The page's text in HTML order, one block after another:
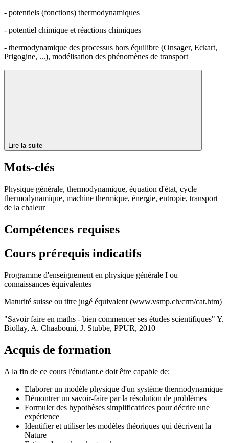
- potentiels (fonctions) thermodynamiques
- potentiel chimique et réactions chimiques
- thermodynamique des processus hors équilibre (Onsager, Eckart,
Prigogine, ...), modélisation des phénomènes de transport
Lire la suite
Mots-clés
Physique générale, thermodynamique, équation d'état, cycle
thermodynamique, machine thermique, énergie, entropie, transport
de la chaleur
Compétences requises
Cours prérequis indicatifs
Programme d'enseignement en physique générale I ou
connaissances équivalentes
Maturité suisse ou titre jugé équivalent (www.vsmp.ch/crm/cat.htm)
"Savoir faire en maths - bien commencer ses études scientifiques" Y.
Biollay, A. Chaabouni, J. Stubbe, PPUR, 2010
Acquis de formation
A la fin de ce cours l'étudiant.e doit être capable de:
Elaborer un modèle physique d'un système thermodynamique
Démontrer un savoir-faire par la résolution de problèmes
Formuler des hypothèses simplificatrices pour décrire une
expérience
Identifier et utiliser les modèles théoriques qui décrivent la
Nature